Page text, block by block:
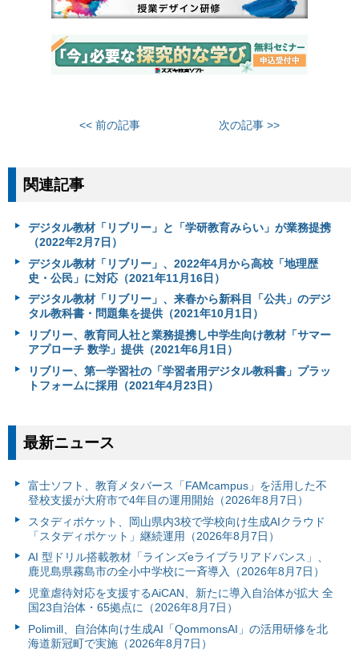
<< 前の記事 次の記事 >>
関連記事
デジタル教材「リブリー」と「学研教育みらい」が業務提携
（2022年2月7日）
デジタル教材「リブリー」、2022年4月から高校「地理歴
史・公民」に対応（2021年11月16日）
デジタル教材「リブリー」、来春から新科目「公共」のデジ
タル教科書・問題集を提供（2021年10月1日）
リブリー、教育同人社と業務提携し中学生向け教材「サマー
アプローチ 数学」提供（2021年6月1日）
リブリー、第一学習社の「学習者用デジタル教科書」プラッ
トフォームに採用（2021年4月23日）
最新ニュース
富⼠ソフト、教育メタバース「FAMcampus」を活用した不
登校支援が大府市で4年目の運用開始（2026年8月7日）
スタディポケット、岡山県内3校で学校向け生成AIクラウド
「スタディポケット」継続運用（2026年8月7日）
AI 型ドリル搭載教材「ラインズeライブラリアドバンス」、
鹿児島県霧島市の全小中学校に一斉導入（2026年8月7日）
児童虐待対応を支援するAiCAN、新たに導入自治体が拡大 全
国23自治体・65拠点に（2026年8月7日）
Polimill、自治体向け生成AI「QommonsAI」の活用研修を北
海道新冠町で実施（2026年8月7日）